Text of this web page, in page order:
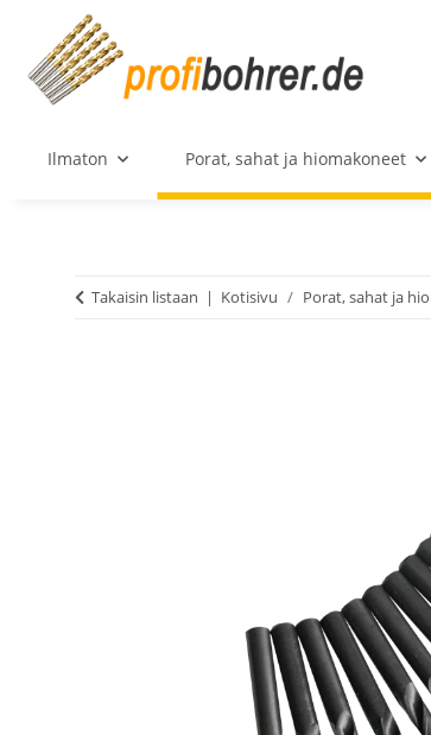
Ilmaton Porat, sahat ja hiomakoneet
Takaisin listaan Kotisivu Porat, sahat ja